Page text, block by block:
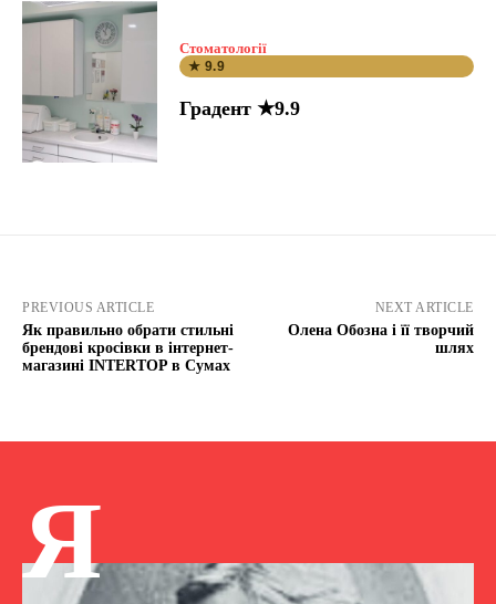
Стоматології
★ 9.9
Градент ★9.9
PREVIOUS ARTICLE
Як правильно обрати стильні
брендові кросівки в інтернет-
магазині INTERTOP в Сумах
NEXT ARTICLE
Олена Обозна і її творчий
шлях
Я